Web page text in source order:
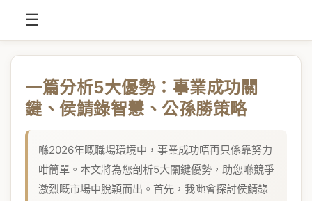
☰
一篇分析5大優勢：事業成功關
鍵、侯鯖錄智慧、公孫勝策略
喺2026年嘅職場環境中，事業成功唔再只係靠努力
咁簡單。本文將為您剖析5大關鍵優勢，助您喺競爭
激烈嘅市場中脫穎而出。首先，我哋會探討侯鯖錄